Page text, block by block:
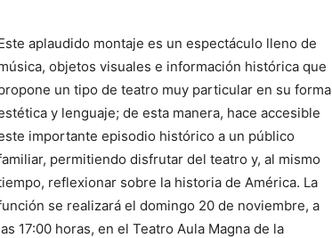
aplaudido montaje es un espectáculo lleno de
objetos visuales e información histórica que
un tipo de teatro muy particular en su forma
y lenguaje; de esta manera, hace accesible
importante episodio histórico a un público
permitiendo disfrutar del teatro y, al mismo
reflexionar sobre la historia de América. La
se realizará el domingo 20 de noviembre, a
17:00 horas, en el Teatro Aula Magna de la